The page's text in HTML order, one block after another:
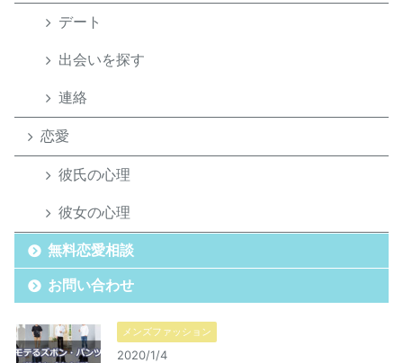
デート
出会いを探す
連絡
恋愛
彼氏の心理
彼女の心理
無料恋愛相談
お問い合わせ
メンズファッション
2020/1/4